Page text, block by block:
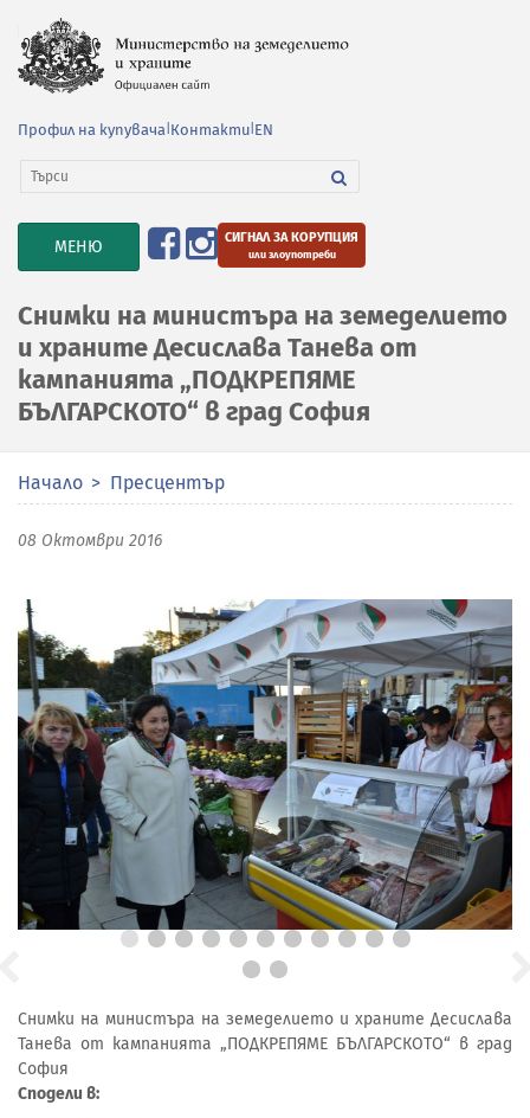
Профил на купувача Контакти EN
TOGGLE
NAVIGATION
МЕНЮ СИГНАЛ ЗА КОРУПЦИЯ
или злоупотреби
Снимки на министъра на земеделието
и храните Десислава Танева от
кампанията „ПОДКРЕПЯМЕ
БЪЛГАРСКОТО“ в град София
Начало Пресцентър
08 Октомври 2016
Снимки на министъра на земеделието и храните Десислава
Танева от кампанията „ПОДКРЕПЯМЕ БЪЛГАРСКОТО“ в град
София
Сподели в: